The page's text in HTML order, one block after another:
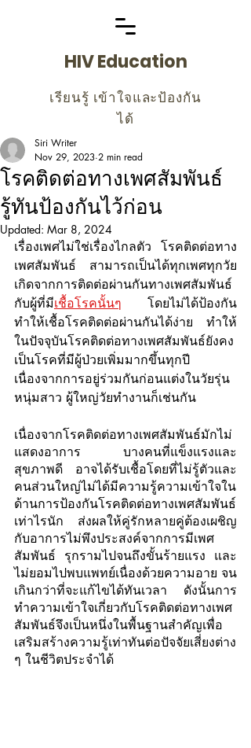
HIV Education
เรียนรู้ เข้าใจและป้องกัน
ได้
โรคติดต่อทางเพศสัมพันธ์
รู้ทันป้องกันไว้ก่อน
Siri Writer
Nov 29, 2023 2 min read
Updated: Mar 8, 2024
เรื่องเพศไม่ใช่เรื่องไกลตัว โรคติดต่อทาง
เพศสัมพันธ์ สามารถเป็นได้ทุกเพศทุกวัย
เกิดจากการติดต่อผ่านกันทางเพศสัมพันธ์
กับผู้ที่มีเชื้อโรคนั้นๆ โดยไม่ได้ป้องกัน
ทำให้เชื้อโรคติดต่อผ่านกันได้ง่าย ทำให้
ในปัจจุบันโรคติดต่อทางเพศสัมพันธ์ยังคง
เป็นโรคที่มีผู้ป่วยเพิ่มมากขึ้นทุกปี
เนื่องจากการอยู่ร่วมกันก่อนแต่งในวัยรุ่น
หนุ่มสาว ผู้ใหญ่วัยทำงานก็เช่นกัน
เนื่องจากโรคติดต่อทางเพศสัมพันธ์มักไม่
แสดงอาการ บางคนที่แข็งแรงและ
สุขภาพดี อาจได้รับเชื้อโดยที่ไม่รู้ตัวและ
คนส่วนใหญ่ไม่ได้มีความรู้ความเข้าใจใน
ด้านการป้องกันโรคติดต่อทางเพศสัมพันธ์
เท่าไรนัก ส่งผลให้คู่รักหลายคู่ต้องเผชิญ
กับอาการไม่พึงประสงค์จากการมีเพศ
สัมพันธ์ รุกรามไปจนถึงขั้นร้ายแรง และ
ไม่ยอมไปพบแพทย์เนื่องด้วยความอาย จน
เกินกว่าที่จะแก้ไขได้ทันเวลา ดังนั้นการ
ทำความเข้าใจเกี่ยวกับโรคติดต่อทางเพศ
สัมพันธ์จึงเป็นหนึ่งในพื้นฐานสำคัญเพื่อ
เสริมสร้างความรู้เท่าทันต่อปัจจัยเสี่ยงต่าง
ๆ ในชีวิตประจำได้